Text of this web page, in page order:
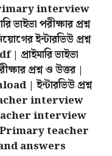
| Primary interview
পরীক্ষার প্রশ্ন
ইন্টারভিউ প্রশ্ন
| প্রাইমারি ভাইভা
প্রশ্ন ও উত্তর |
| ইন্টারভিউ প্রশ্ন
interview
interview
teacher
answers